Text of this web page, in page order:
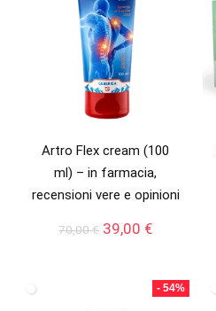
Artro Flex cream (100
ml) – in farmacia,
recensioni vere e opinioni
70,00€ Il
70,00 €.
39,00 €Il
è:
39,00 €.
- 54%